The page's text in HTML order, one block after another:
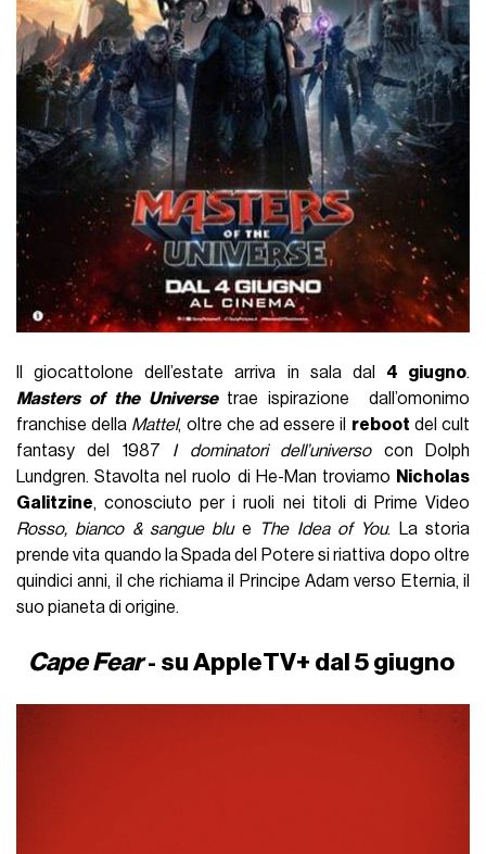
Il giocattolone dell’estate arriva in sala dal 4 giugno.
Masters of the Universetrae ispirazione dall’omonimo
franchise della Mattel, oltre che ad essere il reboot del cult
fantasy del 1987 I dominatori dell’universocon Dolph
Lundgren. Stavolta nel ruolo di He-Man troviamo Nicholas
Galitzine, conosciuto per i ruoli nei titoli di Prime Video
Rosso, bianco & sangue blue The Idea of You. La storia
prende vita quando la Spada del Potere si riattiva dopo oltre
quindici anni, il che richiama il Principe Adam verso Eternia, il
suo pianeta di origine.
Cape Fear- su AppleTV+ dal 5 giugno